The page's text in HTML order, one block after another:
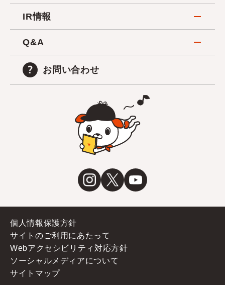
IR情報
Q&A
お問い合わせ
個人情報保護方針
サイトのご利用にあたって
Webアクセシビリティ対応方針
ソーシャルメディアについて
サイトマップ